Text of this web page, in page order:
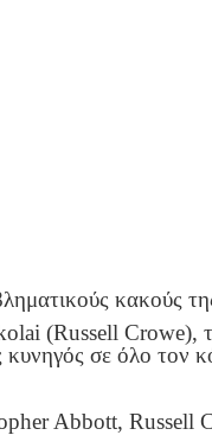
κακούς
(Russell Crowe),
κυνηγός σε όλο τον
Abbott, Russell